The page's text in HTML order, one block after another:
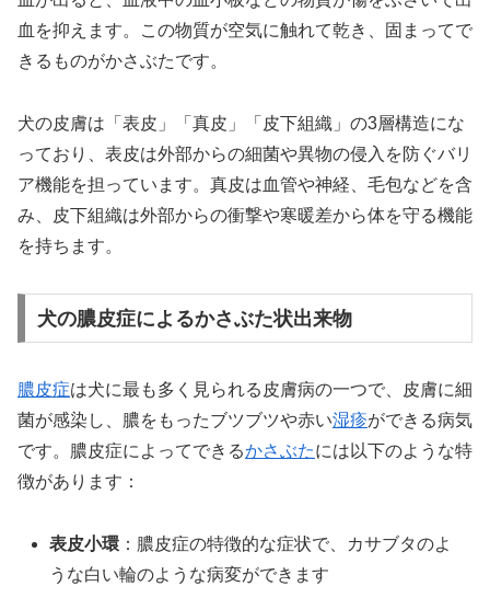
血を抑えます。この物質が空気に触れて乾き、固まってで
きるものがかさぶたです。
犬の皮膚は「表皮」「真皮」「皮下組織」の3層構造にな
っており、表皮は外部からの細菌や異物の侵入を防ぐバリ
ア機能を担っています。真皮は血管や神経、毛包などを含
み、皮下組織は外部からの衝撃や寒暖差から体を守る機能
を持ちます。
犬の膿皮症によるかさぶた状出来物
膿皮症は犬に最も多く見られる皮膚病の一つで、皮膚に細
菌が感染し、膿をもったブツブツや赤い湿疹ができる病気
です。膿皮症によってできるかさぶたには以下のような特
徴があります：
表皮小環 ：膿皮症の特徴的な症状で、カサブタのよ
うな白い輪のような病変ができます